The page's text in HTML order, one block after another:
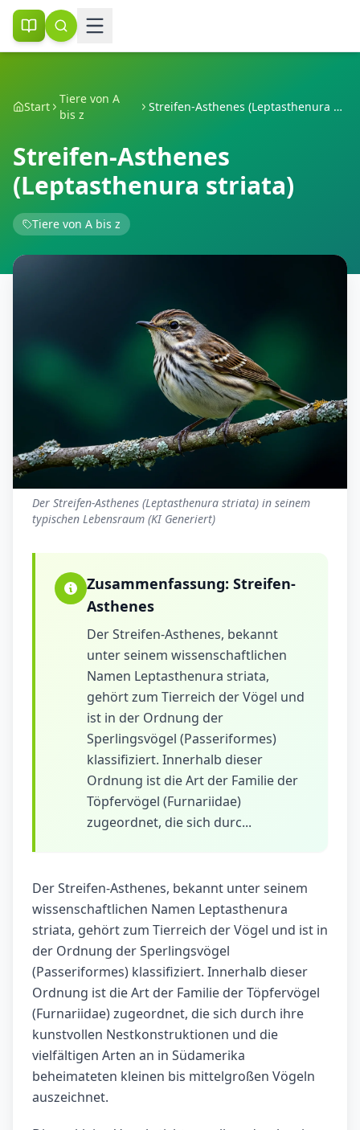
Start
Tiere von A
bis z
Streifen-Asthenes (Leptasthenura striata)
Streifen-Asthenes
(Leptasthenura striata)
Tiere von A bis z
Der Streifen-Asthenes (Leptasthenura striata) in seinem
typischen Lebensraum (KI Generiert)
Zusammenfassung: Streifen-
Asthenes
Der Streifen-Asthenes, bekannt
unter seinem wissenschaftlichen
Namen Leptasthenura striata,
gehört zum Tierreich der Vögel und
ist in der Ordnung der
Sperlingsvögel (Passeriformes)
klassifiziert. Innerhalb dieser
Ordnung ist die Art der Familie der
Töpfervögel (Furnariidae)
zugeordnet, die sich durc...
Der Streifen-Asthenes, bekannt unter seinem
wissenschaftlichen Namen Leptasthenura
striata, gehört zum Tierreich der Vögel und ist in
der Ordnung der Sperlingsvögel
(Passeriformes) klassifiziert. Innerhalb dieser
Ordnung ist die Art der Familie der Töpfervögel
(Furnariidae) zugeordnet, die sich durch ihre
kunstvollen Nestkonstruktionen und die
vielfältigen Arten an in Südamerika
beheimateten kleinen bis mittelgroßen Vögeln
auszeichnet.